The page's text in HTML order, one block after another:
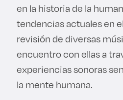
en la historia de la
tendencias actuales en
revisión de diversas
encuentro con ellas a
experiencias sonoras
la mente humana.